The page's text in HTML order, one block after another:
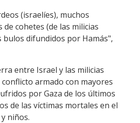
(israelíes), muchos
cohetes (de las milicias
bulos difundidos por Hamás",
entre Israel y las milicias
armado con mayores
por Gaza de los últimos
de las víctimas mortales en el
niños.